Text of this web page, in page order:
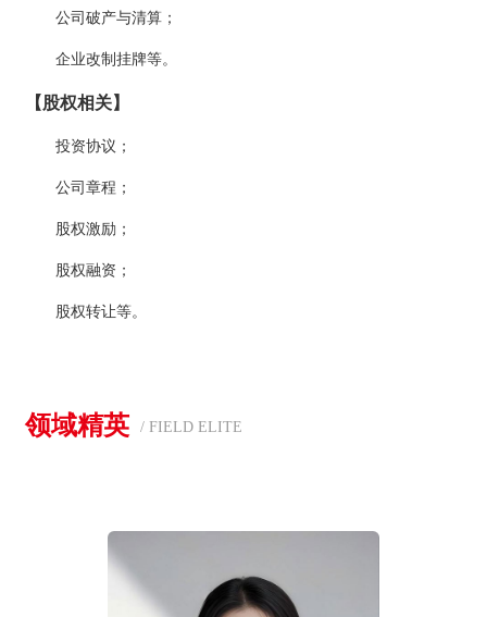
公司破产与清算；
企业改制挂牌等。
【股权相关】
投资协议；
公司章程；
股权激励；
股权融资；
股权转让等。
领域精英 / FIELD ELITE